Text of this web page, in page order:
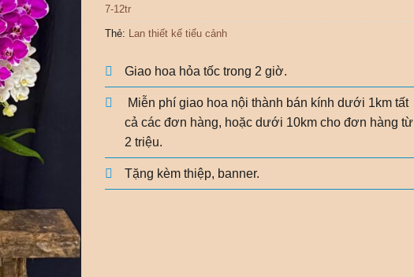
7-12tr
Thẻ: Lan thiết kế tiểu cảnh
Giao hoa hỏa tốc trong 2 giờ.
Miễn phí giao hoa nội thành bán kính dưới 1km tất
cả các đơn hàng, hoặc dưới 10km cho đơn hàng từ
2 triệu.
Tặng kèm thiệp, banner.